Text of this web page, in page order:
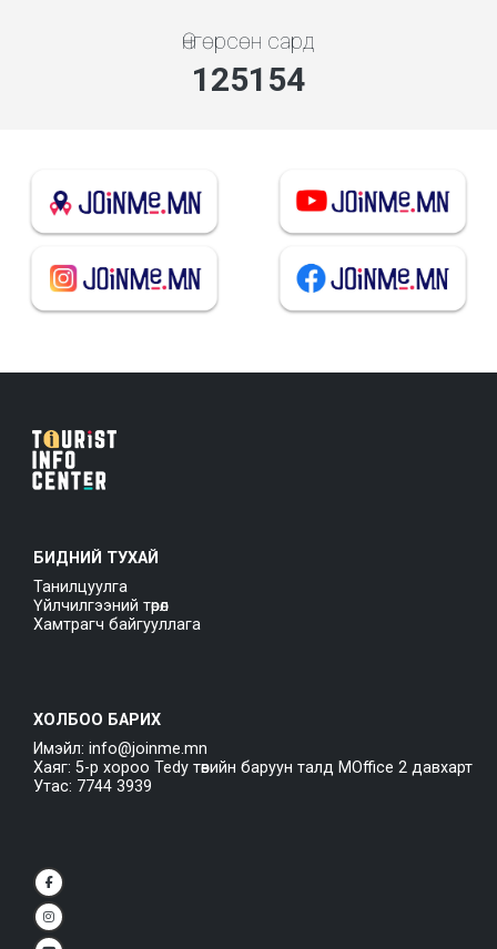
Өнгөрсөн сард
134782
БИДНИЙ ТУХАЙ
Танилцуулга
Үйлчилгээний төрөл
Хамтрагч байгууллага
ХОЛБОО БАРИХ
Имэйл: info@joinme.mn
Хаяг: 5-р хороо Tedy төвийн баруун талд MOffice 2 давхарт
Утас: 7744 3939